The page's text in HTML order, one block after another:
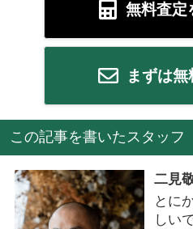
無料査定
まずは
この記事を書いたスタッフ
二見
とに
しい